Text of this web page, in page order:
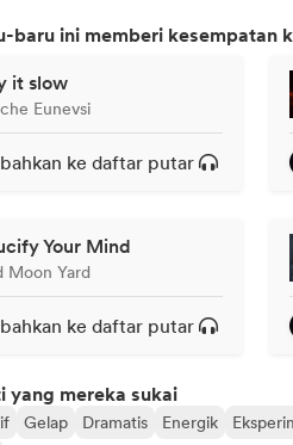
baru ini memberi kesempatan
it slow
Eunevsi
ke daftar putar
Your Mind
Moon Yard
ke daftar putar
yang mereka sukai
Gelap Dramatis Energik